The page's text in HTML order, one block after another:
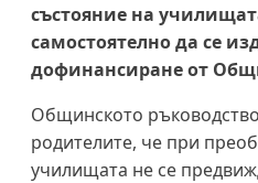
състояние на
самостоятелно да се
дофинансиране от
Общинското
родителите, че при
училищата не се